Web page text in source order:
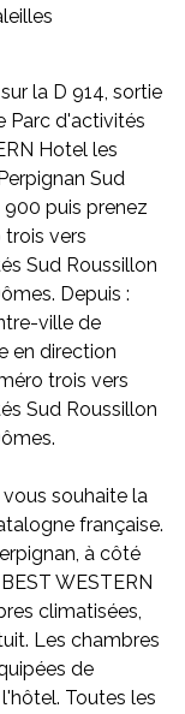
la D 914, sortie
Parc d'activités
Hotel les
Sud
puis prenez
trois vers
Sud Roussillon
Depuis :
ville de
en direction
trois vers
Sud Roussillon
souhaite la
française.
à côté
WESTERN
climatisées,
Les chambres
de
Toutes les